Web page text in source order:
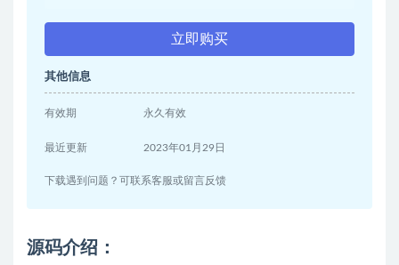
立即购买
其他信息
有效期 永久有效
最近更新 2023年01月29日
下载遇到问题？可联系客服或留言反馈
源码介绍：